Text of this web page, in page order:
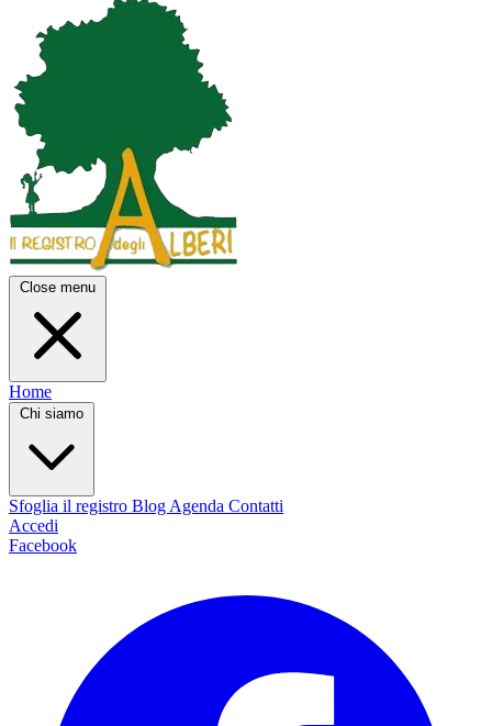
Close menu
Home
Chi siamo
Sfoglia il registro Blog Agenda Contatti
Accedi
Facebook